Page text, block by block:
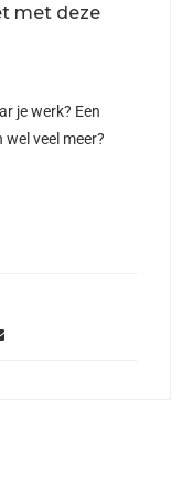
met deze
je werk? Een
veel meer?